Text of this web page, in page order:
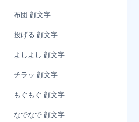
布団 顔文字
投げる 顔文字
よしよし 顔文字
チラッ 顔文字
もぐもぐ 顔文字
なでなで 顔文字